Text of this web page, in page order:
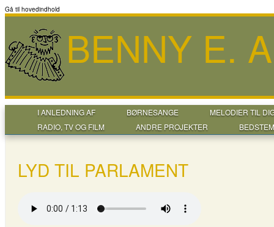
Gå til hovedindhold
BENNY E.
I ANLEDNING AF BØRNESANGE
MELODIER TIL
RADIO, TV OG FILM
ANDRE PROJEKTER
LYD TIL PARLAMENT